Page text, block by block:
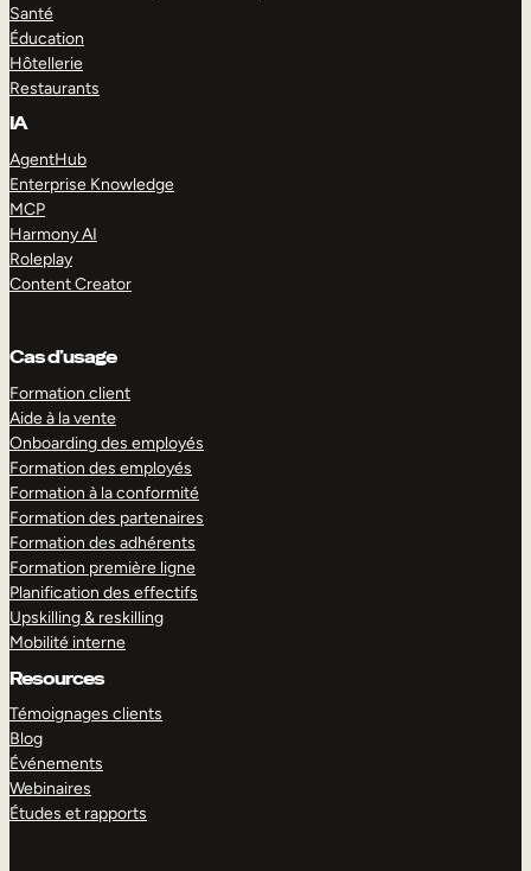
Santé
Éducation
Hôtellerie
Restaurants
IA
AgentHub
Enterprise Knowledge
MCP
Harmony AI
Roleplay
Content Creator
Cas d’usage
Formation client
Aide à la vente
Onboarding des employés
Formation des employés
Formation à la conformité
Formation des partenaires
Formation des adhérents
Formation première ligne
Planification des effectifs
Upskilling & reskilling
Mobilité interne
Resources
Témoignages clients
Blog
Événements
Webinaires
Études et rapports